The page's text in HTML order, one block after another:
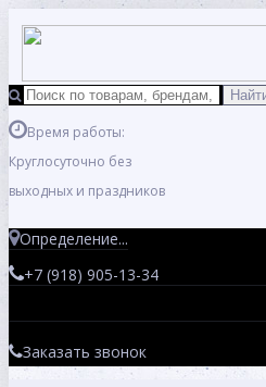
Время работы:
Круглосуточно без
выходных и праздников
Определение...
+7 (918) 905-13-34
Заказать звонок